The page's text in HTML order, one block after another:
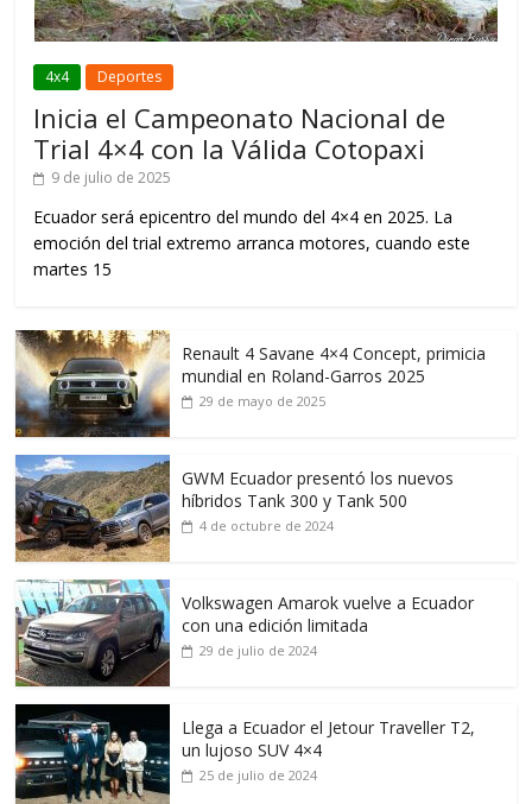
4x4 Deportes
Inicia el Campeonato Nacional de
Trial 4×4 con la Válida Cotopaxi
9 de julio de 2025
Ecuador será epicentro del mundo del 4×4 en 2025. La
emoción del trial extremo arranca motores, cuando este
martes 15
Renault 4 Savane 4×4 Concept, primicia
mundial en Roland-Garros 2025
29 de mayo de 2025
GWM Ecuador presentó los nuevos
híbridos Tank 300 y Tank 500
4 de octubre de 2024
Volkswagen Amarok vuelve a Ecuador
con una edición limitada
29 de julio de 2024
Llega a Ecuador el Jetour Traveller T2,
un lujoso SUV 4×4
25 de julio de 2024